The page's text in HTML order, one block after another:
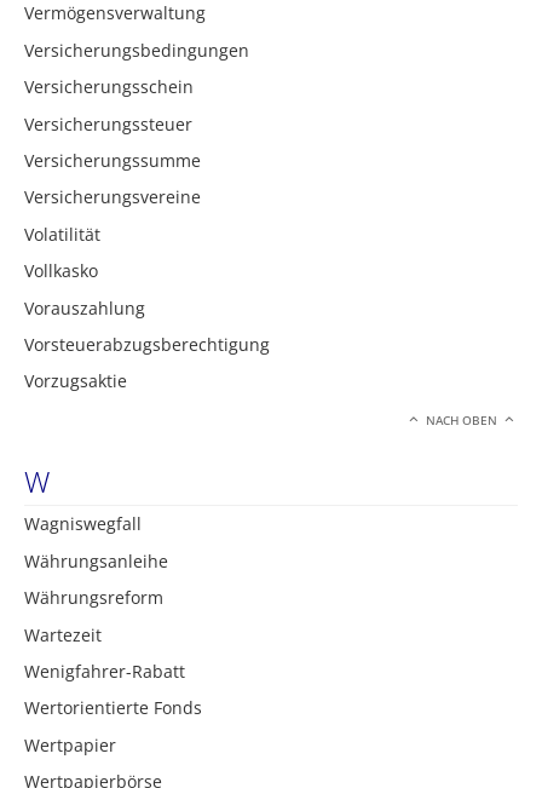
Vermögensverwaltung
Versicherungsbedingungen
Versicherungsschein
Versicherungssteuer
Versicherungssumme
Versicherungsvereine
Volatilität
Vollkasko
Vorauszahlung
Vorsteuerabzugsberechtigung
Vorzugsaktie
NACH OBEN
W
Wagniswegfall
Währungsanleihe
Währungsreform
Wartezeit
Wenigfahrer-Rabatt
Wertorientierte Fonds
Wertpapier
Wertpapierbörse